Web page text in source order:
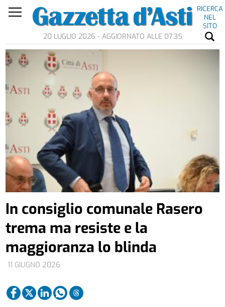
RICERCA
NEL
SITO
20 LUGLIO 2026 - AGGIORNATO ALLE 07.35
11 GIUGNO 2026
In consiglio comunale Rasero
trema ma resiste e la
maggioranza lo blinda